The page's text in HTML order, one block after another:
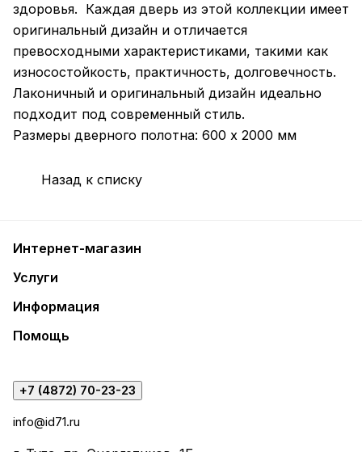
здоровья. Каждая дверь из этой коллекции имеет
оригинальный дизайн и отличается
превосходными характеристиками, такими как
износостойкость, практичность, долговечность.
Лаконичный и оригинальный дизайн идеально
подходит под современный стиль.
Размеры дверного полотна: 600 х 2000 мм
Назад к списку
Интернет-магазин
Услуги
Информация
Помощь
+7 (4872) 70-23-23
info@id71.ru